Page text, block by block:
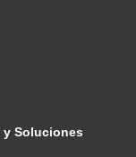
y Soluciones